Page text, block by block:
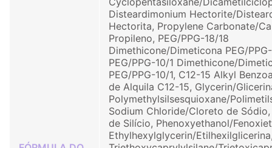
Disteardimonium Hectorite/
Hectorita, Propylene Carbonate/
Propileno, PEG/PPG-18/18
Dimethicone/Dimeticona PEG/
PEG/PPG-10/1 Dimethicone/
PEG/PPG-10/1, C12-15 Alkyl
de Alquila C12-15, Glycerin/
Polymethylsilsesquioxane/
Sodium Chloride/Cloreto de
de Silício, Phenoxyethanol/
Ethylhexylglycerin/